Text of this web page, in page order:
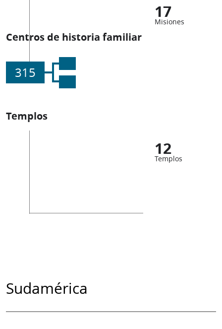
17
Misiones
Centros de historia familiar
315
Templos
12
Templos
Sudamérica